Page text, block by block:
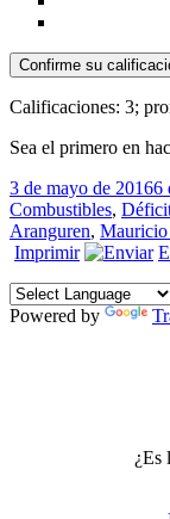
Confirme su
Calificaciones: 3;
Sea el primero en
Publicado
el
3 de mayo de 20166
Combustibles,
Aranguren,
Imprimir
Powered by
¿Es